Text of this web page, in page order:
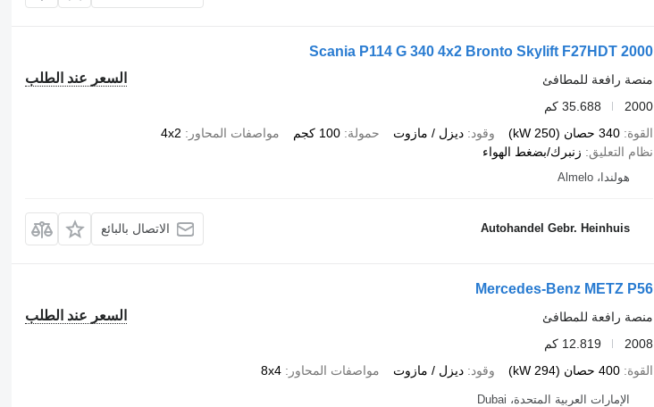
Scania P114 G 340 4x2 Bronto Skylift F27HDT 2000
السعر عند الطلب
منصة رافعة للمطافئ
2000
35.688 كم
القوة 340 حصان (250 kW) وقود ديزل / مازوت حمولة 100 كجم مواصفات المحاور
4x2
نظام التعليق
زنبرك/بضغط الهواء
هولندا، Almelo
Autohandel Gebr. Heinhuis الاتصال بالبائع
Mercedes-Benz METZ P56
السعر عند الطلب
منصة رافعة للمطافئ
2008
12.819 كم
القوة 400 حصان (294 kW) وقود ديزل / مازوت مواصفات المحاور 8x4
الإمارات العربية المتحدة، Dubai